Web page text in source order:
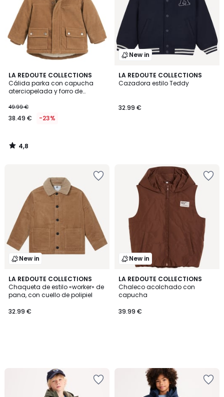
LA REDOUTE COLLECTIONS
Cálida parka con capucha
aterciopelada y forro de
49.99 €
38.49 € -23%
4,8
/ 5
4,8
/
New in
LA REDOUTE COLLECTIONS
Cazadora estilo Teddy
32.99 €
New in
LA REDOUTE COLLECTIONS
Chaqueta de estilo «worker» de
pana, con cuello de polipiel
32.99 €
New in
LA REDOUTE COLLECTIONS
Chaleco acolchado con
capucha
39.99 €